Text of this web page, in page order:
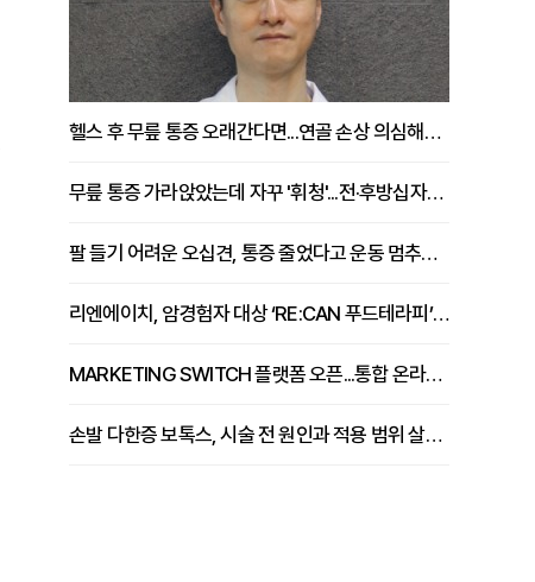
헬스 후 무릎 통증 오래간다면...연골 손상 의심해야 [김상범 원장 칼럼]
무릎 통증 가라앉았는데 자꾸 '휘청'...전·후방십자인대 파열 확인해야 [곽우경 원장 칼럼]
팔 들기 어려운 오십견, 통증 줄었다고 운동 멈추면 안 되는 이유 [이병욱 원장 칼럼]
리엔에이치, 암경험자 대상 ‘RE:CAN 푸드테라피’ 운영
MARKETING SWITCH 플랫폼 오픈...통합 온라인 마케팅 서비스 확대
손발 다한증 보톡스, 시술 전 원인과 적용 범위 살펴야 [강윤일 원장 칼럼]